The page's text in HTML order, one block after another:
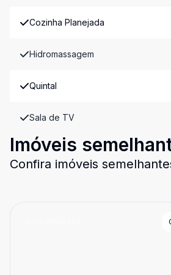
Cozinha Planejada
Hidromassagem
Quintal
Sala de TV
Imóveis
Confira imóveis